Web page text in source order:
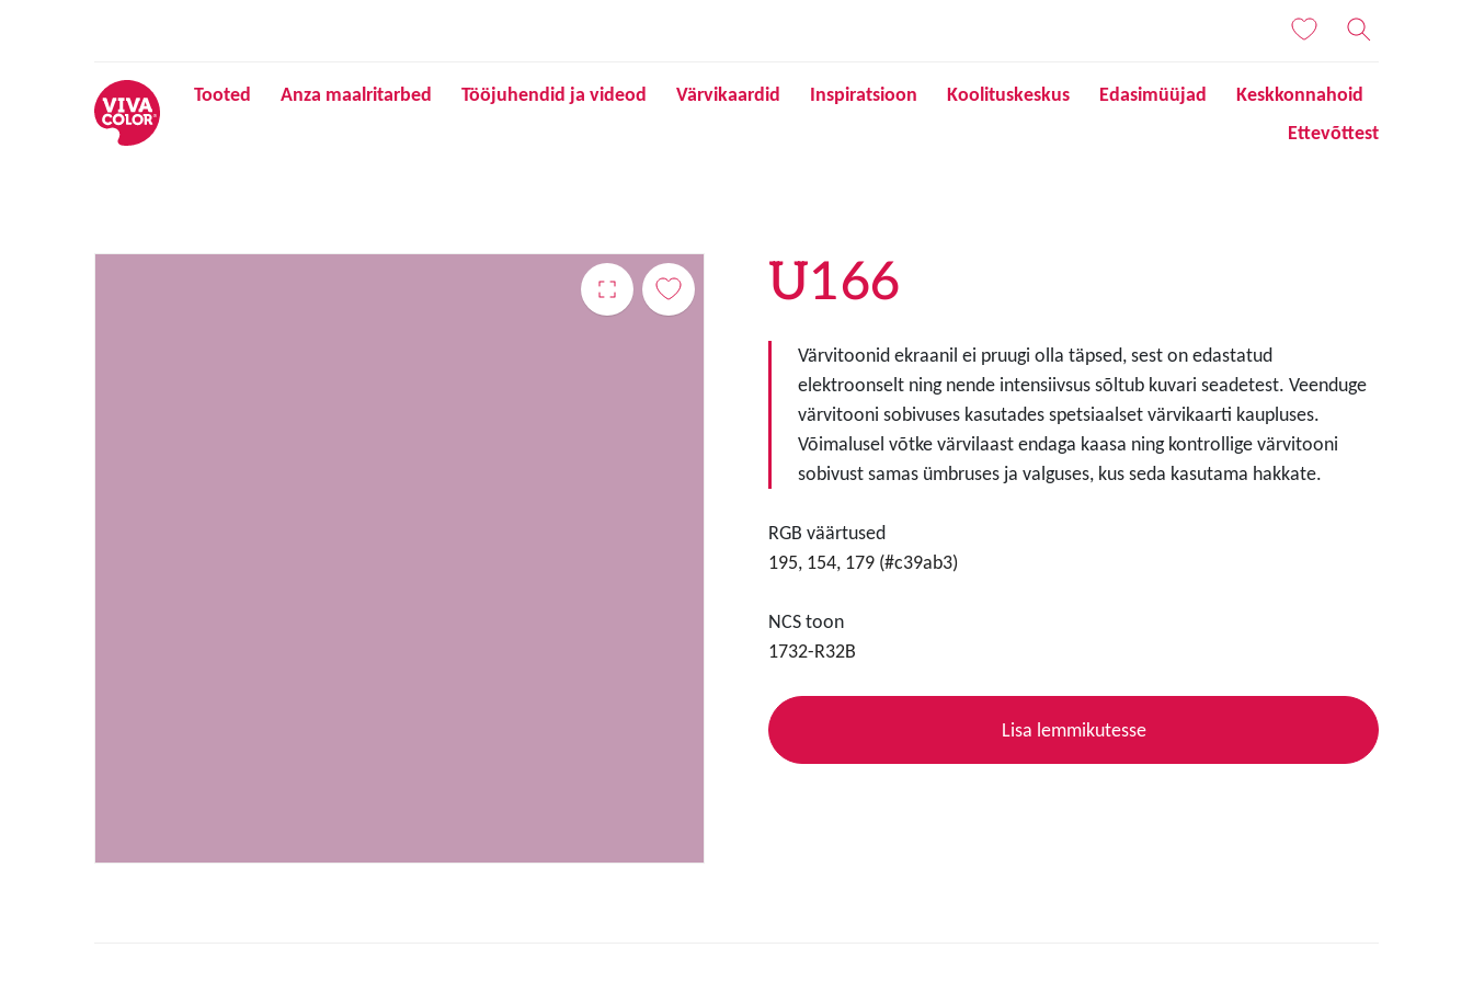
Tooted Anza maalritarbed Tööjuhendid ja videod Värvikaardid Inspiratsioon Koolituskeskus Edasimüüjad
Keskkonnahoid
Ettevõttest
U166
Värvitoonid ekraanil ei pruugi olla täpsed, sest on edastatud
elektroonselt ning nende intensiivsus sõltub kuvari seadetest. Veenduge
värvitooni sobivuses kasutades spetsiaalset värvikaarti kaupluses.
Võimalusel võtke värvilaast endaga kaasa ning kontrollige värvitooni
sobivust samas ümbruses ja valguses, kus seda kasutama hakkate.
RGB väärtused
195, 154, 179 (#c39ab3)
NCS toon
1732-R32B
Lisa lemmikutesse